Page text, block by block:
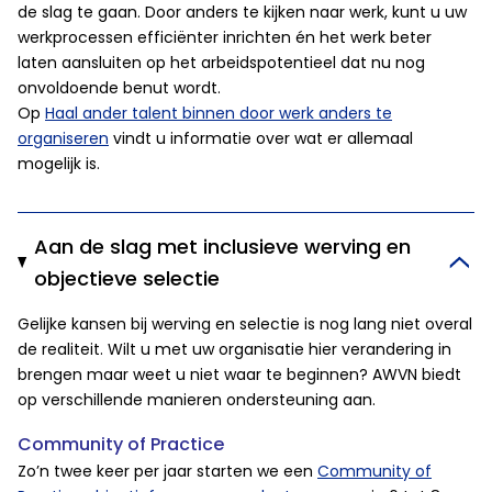
de slag te gaan. Door anders te kijken naar werk, kunt u uw
werkprocessen efficiënter inrichten én het werk beter
laten aansluiten op het arbeidspotentieel dat nu nog
onvoldoende benut wordt.
Op Haal ander talent binnen door werk anders te
organiseren vindt u informatie over wat er allemaal
mogelijk is.
Aan de slag met inclusieve werving en
objectieve selectie
Gelijke kansen bij werving en selectie is nog lang niet overal
de realiteit. Wilt u met uw organisatie hier verandering in
brengen maar weet u niet waar te beginnen? AWVN biedt
op verschillende manieren ondersteuning aan.
Community of Practice
Zo’n twee keer per jaar starten we een Community of